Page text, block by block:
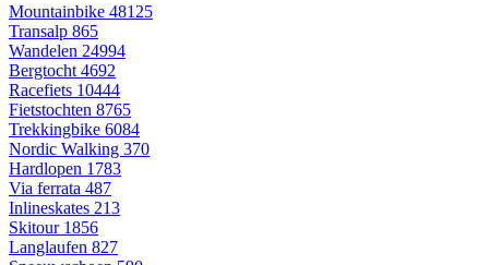
Mountainbike 48125
Transalp 865
Wandelen 24994
Bergtocht 4692
Racefiets 10444
Fietstochten 8765
Trekkingbike 6084
Nordic Walking 370
Hardlopen 1783
Via ferrata 487
Inlineskates 213
Skitour 1856
Langlaufen 827